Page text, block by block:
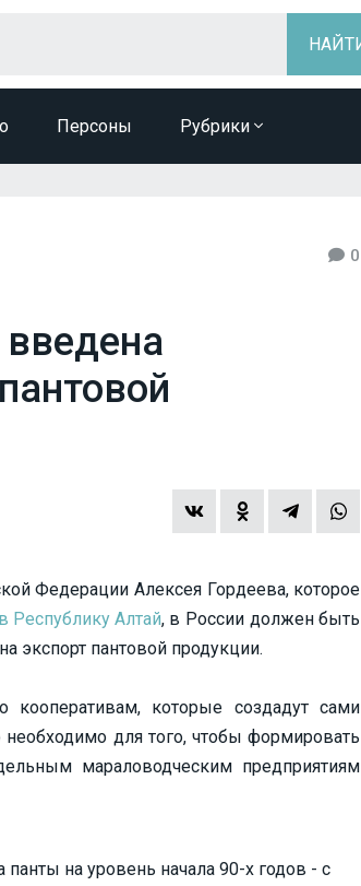
Персоны Рубрики
0
Федерации Алексея Гордеева, которое
Республику Алтай, в России должен быть
экспорт пантовой продукции.
которые создадут сами
для того, чтобы формировать
мараловодческим предприятиям
на уровень начала 90-х годов - с